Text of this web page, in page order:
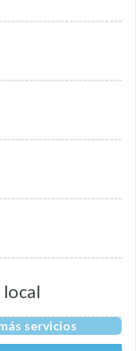
servicios